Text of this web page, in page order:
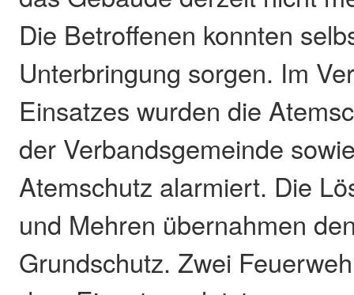
Die Betroffenen konnten
Unterbringung sorgen. Im
Einsatzes wurden die
der Verbandsgemeinde
Atemschutz alarmiert. Die
und Mehren übernahmen
Grundschutz. Zwei